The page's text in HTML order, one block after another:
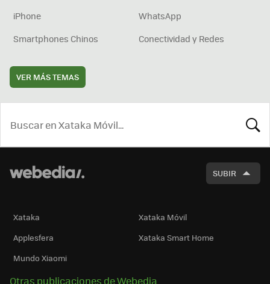
iPhone
WhatsApp
Smartphones Chinos
Conectividad y Redes
VER MÁS TEMAS
SUBIR
Xataka
Xataka Móvil
Applesfera
Xataka Smart Home
Mundo Xiaomi
Otras publicaciones de Webedia